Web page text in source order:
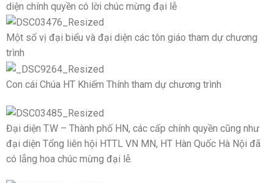
diện chính quyền có lời chúc mừng đại lễ
Một số vị đại biểu và đại diện các tôn giáo tham dự chương
trình
Con cái Chúa HT Khiếm Thính tham dự chương trình
Đại diện T.W – Thành phố HN, các cấp chính quyền cũng như
đại diện Tổng liên hội HTTL VN MN, HT Hàn Quốc Hà Nội đã
có lẵng hoa chúc mừng đại lễ.